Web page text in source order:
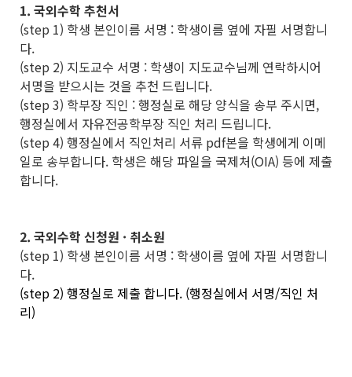
1. 국외수학 추천서
(step 1) 학생 본인이름 서명 : 학생이름 옆에 자필 서명합니
다.
(step 2) 지도교수 서명 : 학생이 지도교수님께 연락하시어
서명을 받으시는 것을 추천 드립니다.
(step 3) 학부장 직인 : 행정실로 해당 양식을 송부 주시면,
행정실에서 자유전공학부장 직인 처리 드립니다.
(step 4) 행정실에서 직인처리 서류 pdf본을 학생에게 이메
일로 송부합니다. 학생은 해당 파일을 국제처(OIA) 등에 제출
합니다.
2. 국외수학 신청원 · 취소원
(step 1) 학생 본인이름 서명 : 학생이름 옆에 자필 서명합니
다.
(step 2) 행정실로 제출 합니다. (행정실에서 서명/직인 처
리)